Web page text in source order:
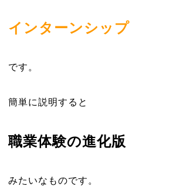
インターンシップ
です。
簡単に説明すると
職業体験の進化版
みたいなものです。